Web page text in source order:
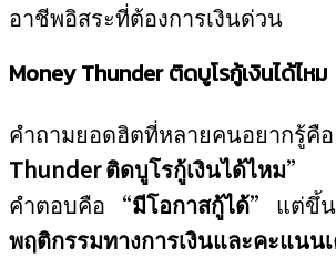
อาชีพอิสระที่ต้องการเงินด่วน
Money Thunder ติดบูโรกู้เงินได้ไหม
คำถามยอดฮิตที่หลายคนอยากรู้คื
Thunder ติดบูโรกู้เงินได้ไหม”
คำตอบคือ “มีโอกาสกู้ได้” แต่ขึ้
พฤติกรรมทางการเงินและคะแนน